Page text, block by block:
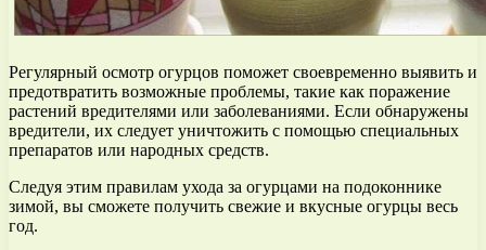
Регулярный осмотр огурцов поможет своевременно выявить и
предотвратить возможные проблемы, такие как поражение
растений вредителями или заболеваниями. Если обнаружены
вредители, их следует уничтожить с помощью специальных
препаратов или народных средств.
Следуя этим правилам ухода за огурцами на подоконнике
зимой, вы сможете получить свежие и вкусные огурцы весь
год.